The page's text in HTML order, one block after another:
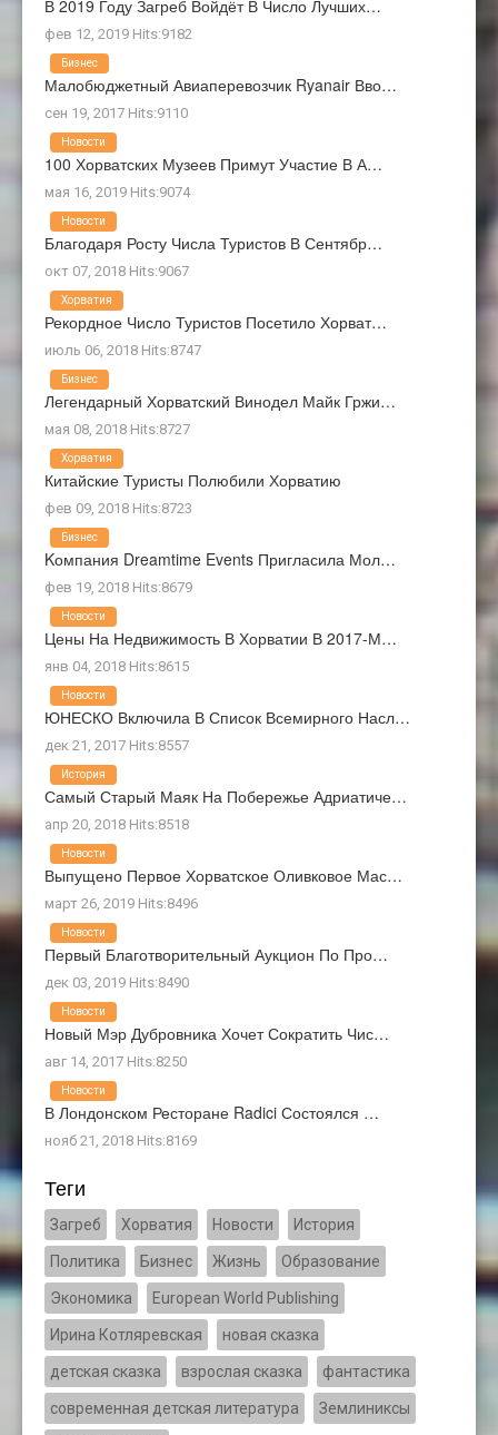
В 2019 Году Загреб Войдёт В Число Лучших…
фев 12, 2019 Hits:9182
Малобюджетный Авиаперевозчик Ryanair Вво…
сен 19, 2017 Hits:9110
Бизнес
100 Хорватских Музеев Примут Участие В А…
мая 16, 2019 Hits:9074
Новости
Благодаря Росту Числа Туристов В Сентябр…
окт 07, 2018 Hits:9067
Новости
Рекордное Число Туристов Посетило Хорват…
июль 06, 2018 Hits:8747
Хорватия
Легендарный Хорватский Винодел Майк Гржи…
мая 08, 2018 Hits:8727
Бизнес
Китайские Туристы Полюбили Хорватию
фев 09, 2018 Hits:8723
Хорватия
Kомпания Dreamtime Events Пригласила Мол…
фев 19, 2018 Hits:8679
Бизнес
Цены На Недвижимость В Хорватии В 2017-М…
янв 04, 2018 Hits:8615
Новости
ЮНЕСКО Включила В Список Всемирного Насл…
дек 21, 2017 Hits:8557
Новости
Самый Старый Маяк На Побережье Адриатиче…
апр 20, 2018 Hits:8518
История
Выпущено Первое Хорватское Оливковое Мас…
март 26, 2019 Hits:8496
Новости
Первый Благотворительный Аукцион По Про…
дек 03, 2019 Hits:8490
Новости
Новый Мэр Дубровника Хочет Сократить Чис…
авг 14, 2017 Hits:8250
Новости
В Лондонском Ресторане Radici Состоялся …
нояб 21, 2018 Hits:8169
Новости
Теги
Загреб Хорватия Новости История
Политика Бизнес Жизнь Образование
Экономика European World Publishing
Ирина Котляревская новая сказка
детская сказка взрослая сказка фантастика
современная детская литература Землиниксы